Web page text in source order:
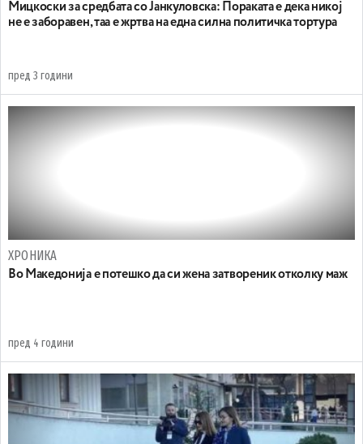
Мицкоски за средбата со Јанкуловска: Пораката е дека никој
не е заборавен, таа е жртва на една силна политичка тортура
пред 3 години
ХРОНИКА
Во Македонија е потешко да си жена затвореник отколку маж
пред 4 години